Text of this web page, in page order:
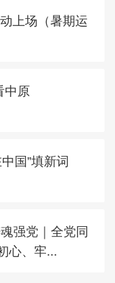
上场（暑期运
中原
国”填新词
强党｜全党同
心、牢...